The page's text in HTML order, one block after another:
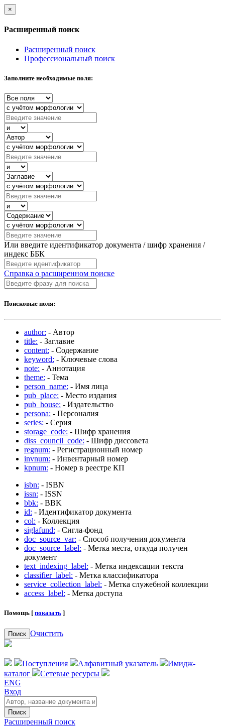
×
Расширенный поиск
Расширенный поиск
Профессиональный поиск
Заполните необходимые поля:
Или введите идентификатор документа / шифр хранения /
индекс ББК
Справка о расширенном поиске
Поисковые поля:
author: - Автор
title: - Заглавие
content: - Содержание
keyword: - Ключевые слова
note: - Аннотация
theme: - Тема
person_name: - Имя лица
pub_place: - Место издания
pub_house: - Издательство
persona: - Персоналия
series: - Серия
storage_code: - Шифр хранения
diss_council_code: - Шифр диссовета
regnum: - Регистрационный номер
invnum: - Инвентарный номер
kpnum: - Номер в реестре КП
isbn: - ISBN
issn: - ISSN
bbk: - BBK
id: - Идентификатор документа
col: - Коллекция
siglafund: - Сигла-фонд
doc_source_var: - Способ получения документа
doc_source_label: - Метка места, откуда получен
документ
text_indexing_label: - Метка индексации текста
classifier_label: - Метка классификатора
service_collection_label: - Метка служебной коллекции
access_label: - Метка доступа
Помощь [ показать ]
Поиск Очистить
Поступления Алфавитный указатель
Имидж-
каталог
Сетевые ресурсы
ENG
Вход
Поиск
Расширенный поиск